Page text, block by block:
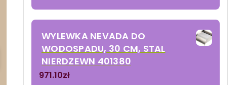
WYLEWKA NEVADA DO
WODOSPADU, 30 CM, STAL
NIERDZEWN 401380
971.10zł